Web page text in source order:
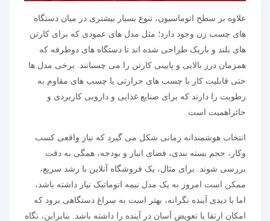
علاوه بر سطح اتوماسیون، تنوع بسیار بیشتری در میان دستگاه
های چسب زن وجود دارد؛ مثل مدل های عمودی که برای کارتن
های بلند و باریک طراحی شده اند تا دستگاه های دوطرفه که
همزمان درز بالایی و پایینی کارتن را می چسبانند. برخی مدل ها
حتی قابلیت کار با چسب های حرارتی یا چسب های مقاوم به
رطوبت را دارند که برای صنایع غذایی و دارویی کاربردی و
حائزاهمیت است.
انتخاب هوشمندانه زمانی شکل می گیرد که نیاز واقعی کسب
وکار، حجم بسته بندی، فضای انبار و بودجه، همگی به دقت
بررسی شوند. برای مثال، یک فروشگاه آنلاین با رشد سریع،
ممکن است امروز به یک مدل نیمه اتوماتیک نیاز داشته باشد،
اما با دیدی آینده نگرانه، بهتر است به سراغ دستگاهی برود که
امکان ارتقا یا تعویض آسان در آینده را داشته باشد. بنابراین، نگاه